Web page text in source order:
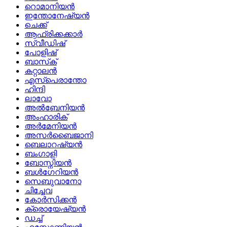
റൊമാനിയൻ
ഇന്തോനേഷ്യൻ
ചെക്ക്
ആഫ്രിക്കക്കാർ
സ്വീഡിഷ്
പോളിഷ്
ബാസ്‌ക്
കറ്റാലൻ
എസ്പെരാന്തോ
ഹിന്ദി
ലാവോ
അൽബേനിയൻ
അംഹാരിക്
അർമേനിയൻ
അസർബൈജാനി
ബെലാറഷ്യൻ
ബംഗാളി
ബോസ്നിയൻ
ബൾഗേറിയൻ
സെബുവാനോ
ചിച്ചേവ
കോർസിക്കൻ
ക്രൊയേഷ്യൻ
ഡച്ച്